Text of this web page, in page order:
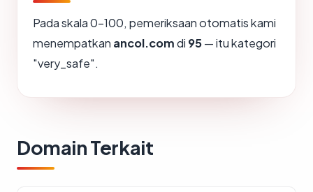
Pada skala 0-100, pemeriksaan otomatis kami
menempatkan ancol.comdi 95— itu kategori
"very_safe".
Domain Terkait